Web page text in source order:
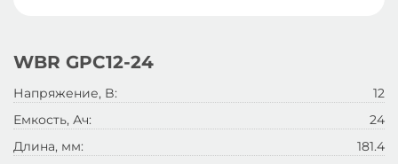
WBR GPC12-24
Напряжение, B:
12
Емкость, Ач:
24
Длина, мм:
181.4